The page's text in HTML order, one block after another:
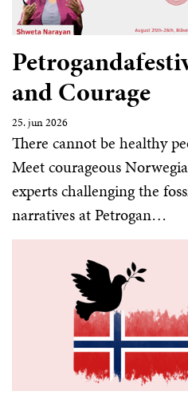
and Courage
25. jun 2026
There cannot be healthy
Meet courageous
experts challenging the
narratives at Petrogan…